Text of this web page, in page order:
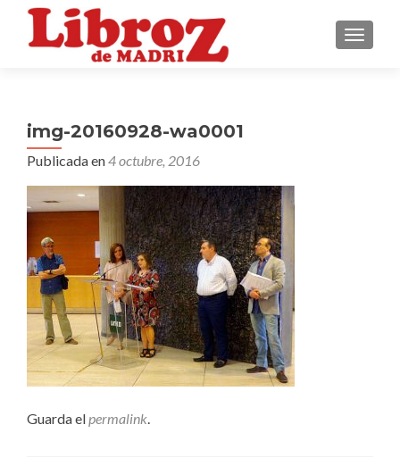
img-20160928-wa0001
Publicada en4 octubre, 2016
Guarda elpermalink.